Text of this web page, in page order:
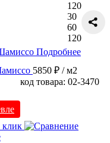
120
30
60
120
Подробнее
5850 ₽ / м2
код товара: 02-3470
клик